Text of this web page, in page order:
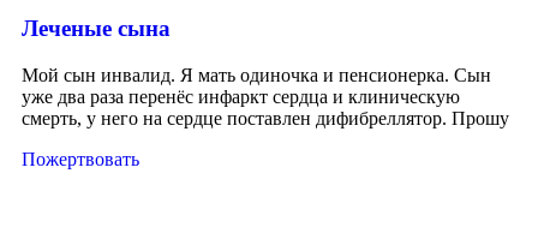
Леченые сына
Мой сын инвалид. Я мать одиночка и пенсионерка. Сын
уже два раза перенёс инфаркт сердца и клиническую
смерть, у него на сердце поставлен дифибреллятор. Прошу
Пожертвовать